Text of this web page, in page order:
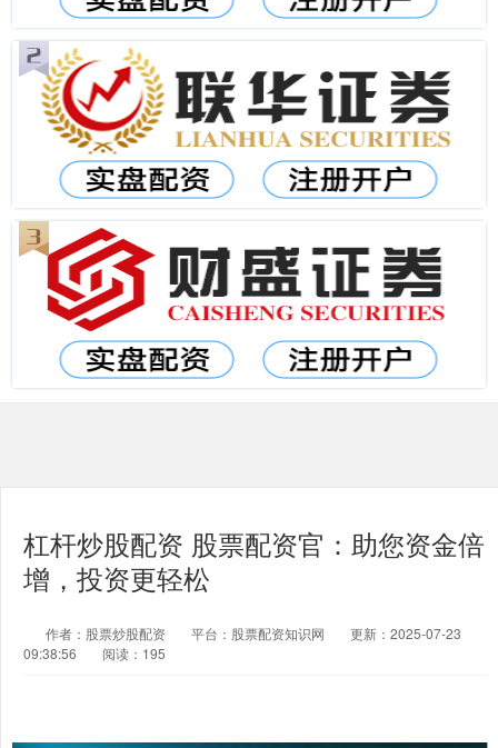
杠杆炒股配资 股票配资官：助您资金倍
增，投资更轻松
作者：股票炒股配资 平台：股票配资知识网
更新：2025-07-23
09:38:56
阅读：195